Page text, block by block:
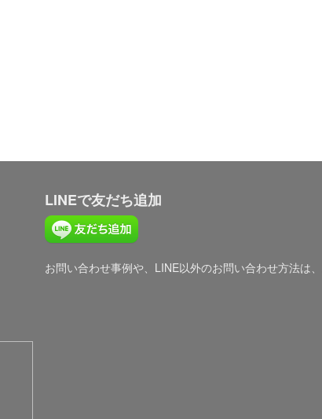
LINEで友だち追加
お問い合わせ事例や、LINE以外のお問い合わせ方法は、